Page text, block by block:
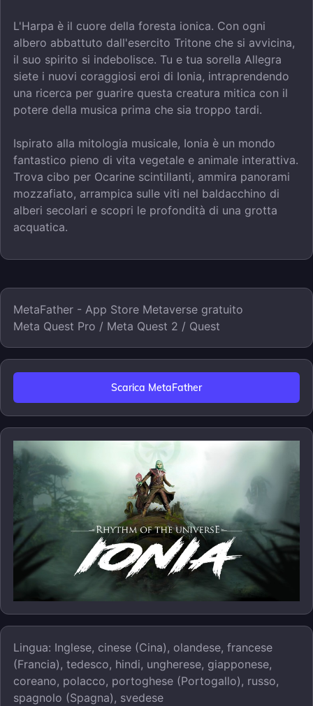
L'Harpa è il cuore della foresta ionica. Con ogni
albero abbattuto dall'esercito Tritone che si avvicina,
il suo spirito si indebolisce. Tu e tua sorella Allegra
siete i nuovi coraggiosi eroi di Ionia, intraprendendo
una ricerca per guarire questa creatura mitica con il
potere della musica prima che sia troppo tardi.
Ispirato alla mitologia musicale, Ionia è un mondo
fantastico pieno di vita vegetale e animale interattiva.
Trova cibo per Ocarine scintillanti, ammira panorami
mozzafiato, arrampica sulle viti nel baldacchino di
alberi secolari e scopri le profondità di una grotta
acquatica.
MetaFather - App Store Metaverse gratuito
Meta Quest Pro / Meta Quest 2 / Quest
Scarica MetaFather
Lingua: Inglese, cinese (Cina), olandese, francese
(Francia), tedesco, hindi, ungherese, giapponese,
coreano, polacco, portoghese (Portogallo), russo,
spagnolo (Spagna), svedese